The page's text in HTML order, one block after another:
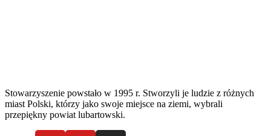
Stowarzyszenie powstało w 1995 r. Stworzyli je ludzie z różnych
miast Polski, którzy jako swoje miejsce na ziemi, wybrali
przepiękny powiat lubartowski.